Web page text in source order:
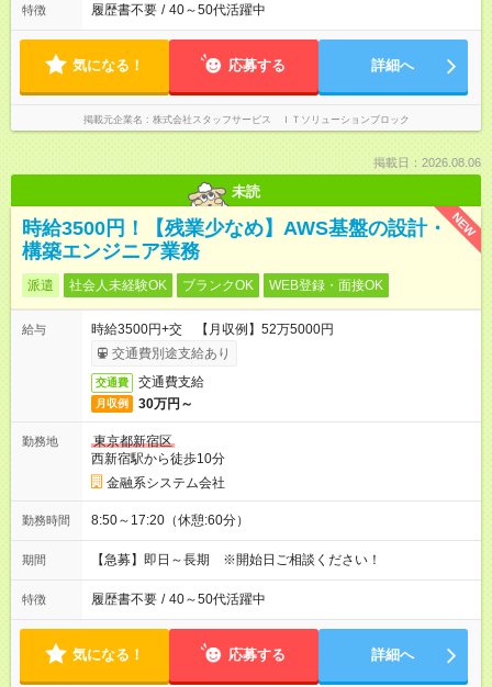
特徴 履歴書不要 / 40～50代活躍中
気になる！ 応募する 詳細へ
掲載元企業名 株式会社スタッフサービス ＩＴソリューションブロック
掲載日：2026.08.06
未読
NEW
時給3500円！【残業少なめ】AWS基盤の設計・
構築エンジニア業務
派遣 社会人未経験OK ブランクOK WEB登録・面接OK
給与
時給3500円+交 【月収例】52万5000円
交通費別途支給あり
交通費 交通費支給
月収例 30万円～
勤務地
東京都新宿区
西新宿駅から徒歩10分
金融系システム会社
勤務時間 8:50～17:20（休憩:60分）
期間 【急募】即日～長期 ※開始日ご相談ください！
特徴 履歴書不要 / 40～50代活躍中
気になる！ 応募する 詳細へ